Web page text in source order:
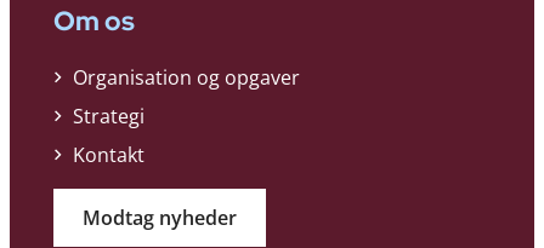
Om os
Organisation og opgaver
Strategi
Kontakt
Modtag nyheder